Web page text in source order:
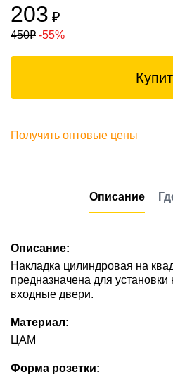
203 ₽
450₽ -55%
Получить оптовые цены
Описание
Описание:
Накладка цилиндровая на
предназначена для
входные двери.
Материал:
ЦАМ
Форма розетки: